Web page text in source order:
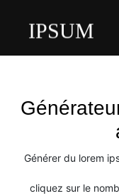
IPSUM
Générer du lorem
cliquez sur le